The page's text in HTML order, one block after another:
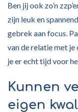
Ben jij ook zo’n
zijn leuk en
gebrek aan focus.
van de relatie met
je er echt tijd voor
Kunnen
eigen